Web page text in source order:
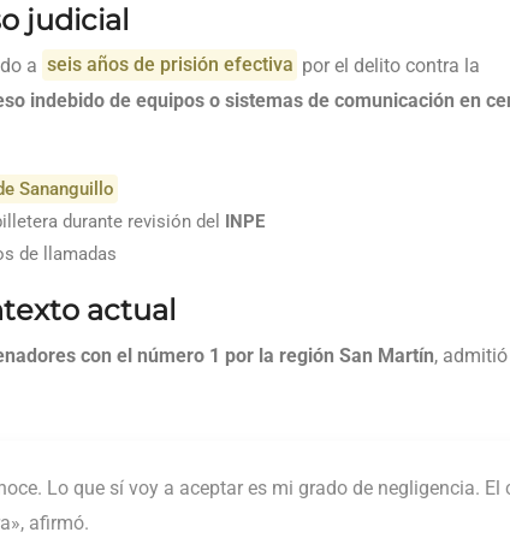
judicial
a seis años de prisión efectiva por el delito contra la
indebido de equipos o sistemas de comunicación en
Sananguillo
durante revisión del INPE
de llamadas
actual
con el número 1 por la región San Martín,
Lo que sí voy a aceptar es mi grado de negligencia. El
afirmó.